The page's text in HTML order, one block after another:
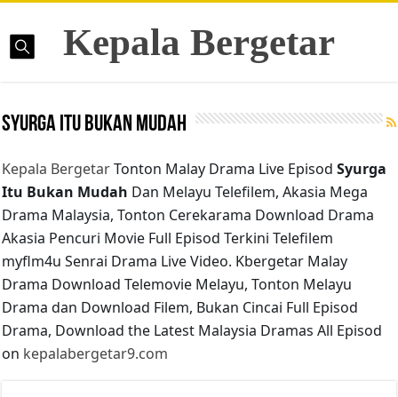
Kepala Bergetar
Syurga Itu Bukan Mudah
Kepala BergetarTonton Malay Drama Live EpisodSyurga
Itu Bukan Mudah Dan Melayu Telefilem, Akasia Mega
Drama Malaysia, Tonton Cerekarama Download Drama
Akasia Pencuri Movie Full Episod Terkini Telefilem
myflm4u Senrai Drama Live Video. Kbergetar Malay
Drama Download Telemovie Melayu, Tonton Melayu
Drama dan Download Filem, Bukan Cincai Full Episod
Drama, Download the Latest Malaysia Dramas All Episod
on kepalabergetar9.com